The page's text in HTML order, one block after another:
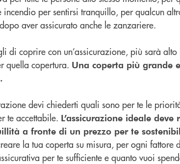
incendio per sentirsi tranquillo, per qualcun
aver assicurato anche le zanzariere.
di coprire con un’assicurazione, più sarà
quella copertura. Una coperta più grande
devi chiederti quali sono per te le
te accettabile. L’assicurazione ideale deve
a fronte di un prezzo per te
la tua coperta su misura, per ogni fattore
per te sufficiente e quanto vuoi